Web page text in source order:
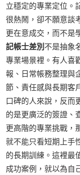
立穩定的專業定位。
很熱鬧，卻不願意談
更在意成交，而不是
記帳士差別 不是抽象
專業場景裡。有人喜
報、日常帳務整理與
節、責任感與長期客
口碑的人來說，反而
的是更廣泛的簽證、
更高階的專業挑戰，
就不能只看短期上手
的長期訓練。這裡最
成功案例，就以為自